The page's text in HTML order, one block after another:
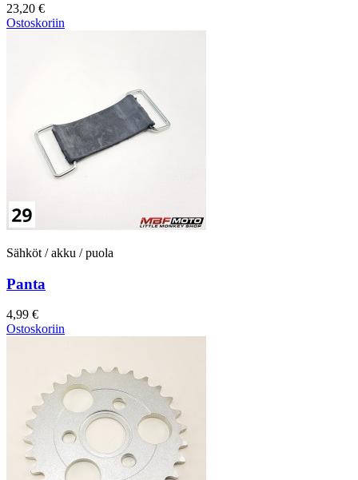
23,20 €
Ostoskoriin
Sähköt / akku / puola
Panta
4,99 €
Ostoskoriin